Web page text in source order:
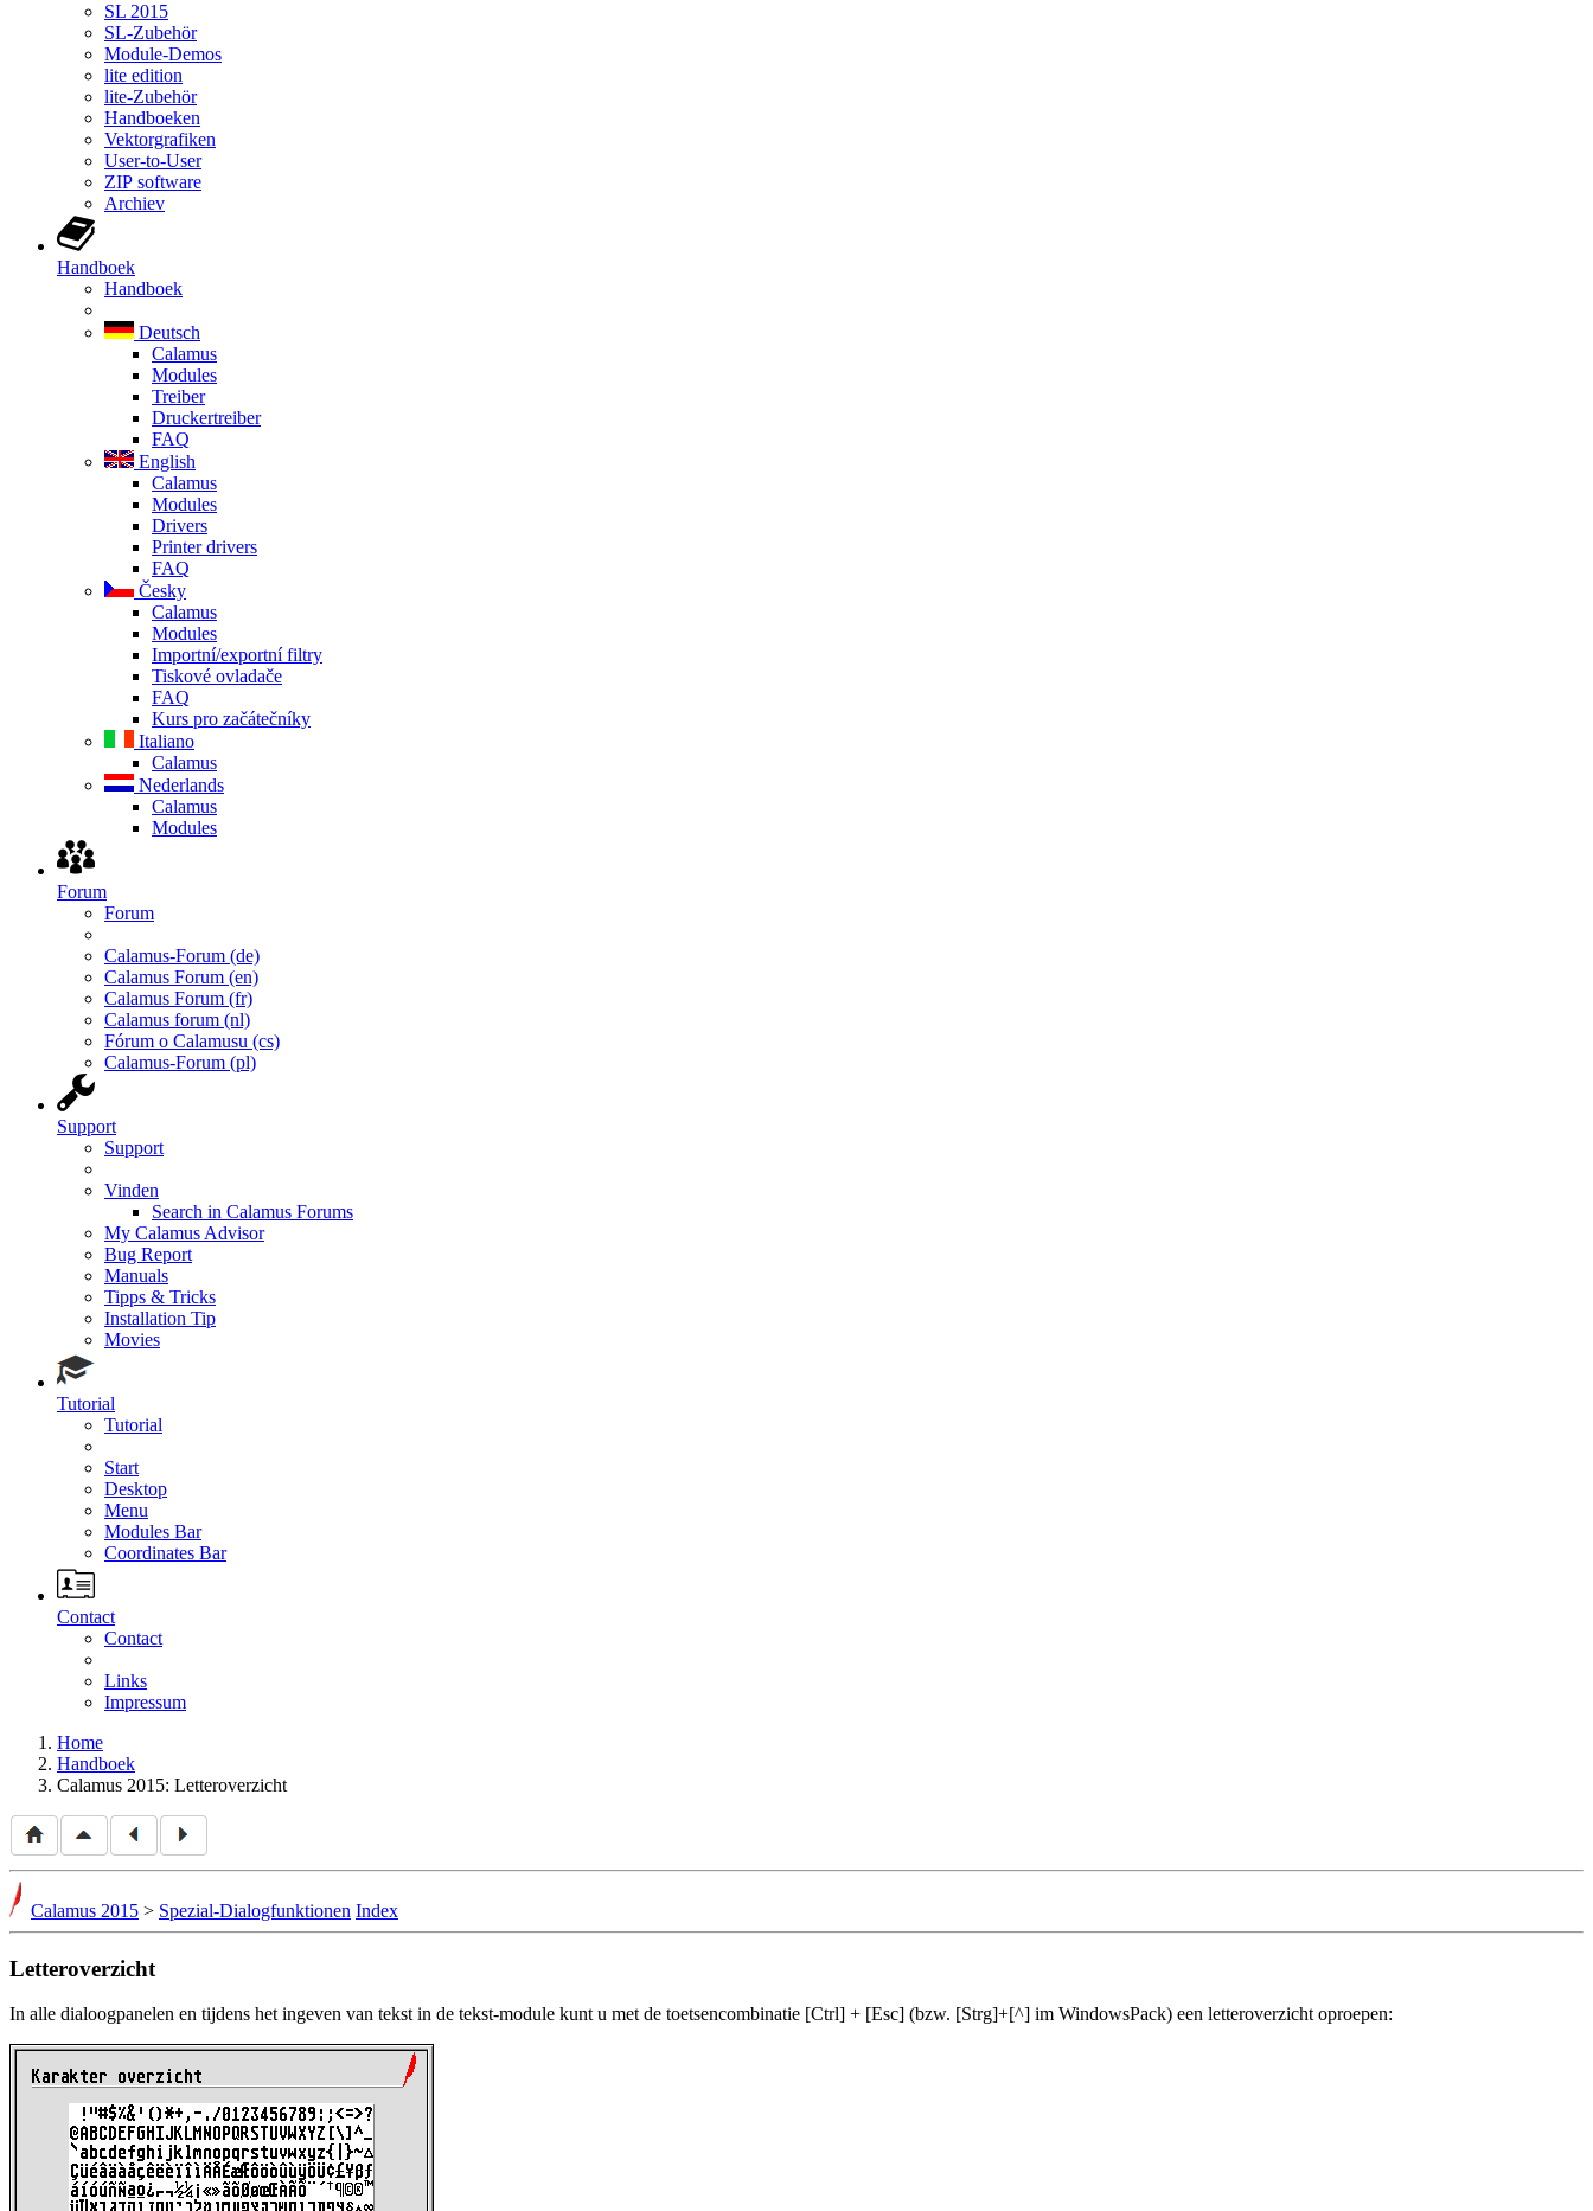
SL 2015
SL-Zubehör
Module-Demos
lite edition
lite-Zubehör
Handboeken
Vektorgrafiken
User-to-User
ZIP software
Archiev
Handboek
Handboek
Deutsch
Calamus
Modules
Treiber
Druckertreiber
FAQ
English
Calamus
Modules
Drivers
Printer drivers
FAQ
Česky
Calamus
Modules
Importní/exportní filtry
Tiskové ovladače
FAQ
Kurs pro začátečníky
Italiano
Calamus
Nederlands
Calamus
Modules
Forum
Forum
Calamus-Forum (de)
Calamus Forum (en)
Calamus Forum (fr)
Calamus forum (nl)
Fórum o Calamusu (cs)
Calamus-Forum (pl)
Support
Support
Vinden
Search in Calamus Forums
My Calamus Advisor
Bug Report
Manuals
Tipps & Tricks
Installation Tip
Movies
Tutorial
Tutorial
Start
Desktop
Menu
Modules Bar
Coordinates Bar
Contact
Contact
Links
Impressum
Home
Handboek
Calamus 2015: Letteroverzicht
Calamus 2015 > Spezial-Dialogfunktionen Index
Letteroverzicht
In alle dialoogpanelen en tijdens het ingeven van tekst in de tekst-module kunt u met de toetsencombinatie [Ctrl] + [Esc] (bzw. [Strg]+[^] im WindowsPack) een letteroverzicht oproepen: